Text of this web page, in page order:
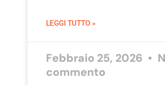
LEGGI TUTTO »
Febbraio 25, 2026
commento